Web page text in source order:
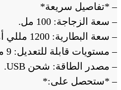
– *تفاصيل سريعة*
– سعة الزجاجة: 100 مل.
– سعة البطارية: 1200 مللي أمبير.
– مستويات قابلة للتعديل: 9 مستويات لكل وضع.
– مصدر الطاقة: شحن USB.
– *ستحصل على:*